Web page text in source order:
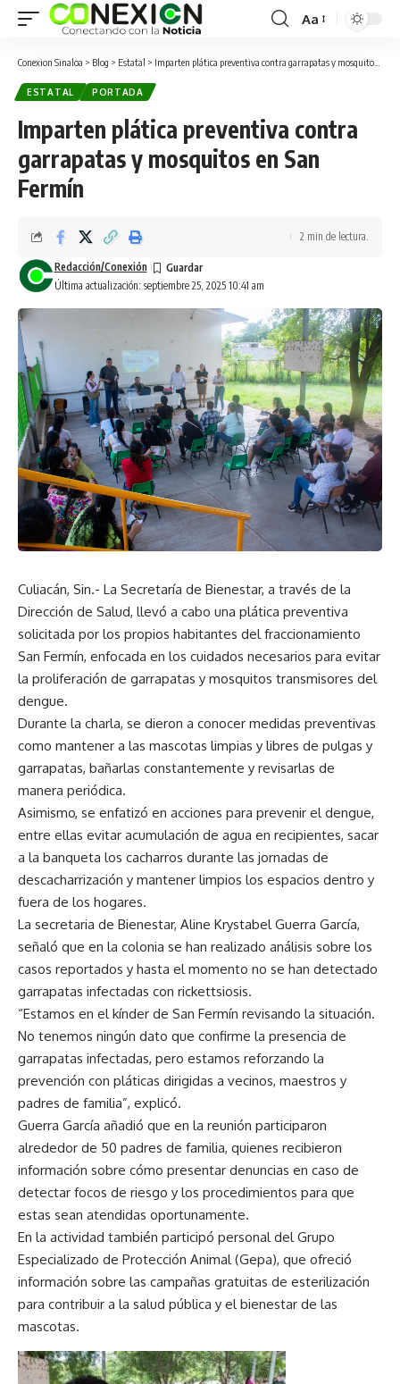
Aa
Conexion Sinaloa > Blog > Estatal > Imparten plática preventiva contra garrapatas y mosquitos en San Fermín
ESTATAL PORTADA
Imparten plática preventiva contra
garrapatas y mosquitos en San
Fermín
Última actualización: septiembre 25, 2025 10:41 am
Redacción/Conexión
2 min de lectura.
Culiacán, Sin.- La Secretaría de Bienestar, a través de la
Dirección de Salud, llevó a cabo una plática preventiva
solicitada por los propios habitantes del fraccionamiento
San Fermín, enfocada en los cuidados necesarios para evitar
la proliferación de garrapatas y mosquitos transmisores del
dengue.
Durante la charla, se dieron a conocer medidas preventivas
como mantener a las mascotas limpias y libres de pulgas y
garrapatas, bañarlas constantemente y revisarlas de
manera periódica.
Asimismo, se enfatizó en acciones para prevenir el dengue,
entre ellas evitar acumulación de agua en recipientes, sacar
a la banqueta los cacharros durante las jornadas de
descacharrización y mantener limpios los espacios dentro y
fuera de los hogares.
La secretaria de Bienestar, Aline Krystabel Guerra García,
señaló que en la colonia se han realizado análisis sobre los
casos reportados y hasta el momento no se han detectado
garrapatas infectadas con rickettsiosis.
“Estamos en el kínder de San Fermín revisando la situación.
No tenemos ningún dato que confirme la presencia de
garrapatas infectadas, pero estamos reforzando la
prevención con pláticas dirigidas a vecinos, maestros y
padres de familia”, explicó.
Guerra García añadió que en la reunión participaron
alrededor de 50 padres de familia, quienes recibieron
información sobre cómo presentar denuncias en caso de
detectar focos de riesgo y los procedimientos para que
estas sean atendidas oportunamente.
En la actividad también participó personal del Grupo
Especializado de Protección Animal (Gepa), que ofreció
información sobre las campañas gratuitas de esterilización
para contribuir a la salud pública y el bienestar de las
mascotas.